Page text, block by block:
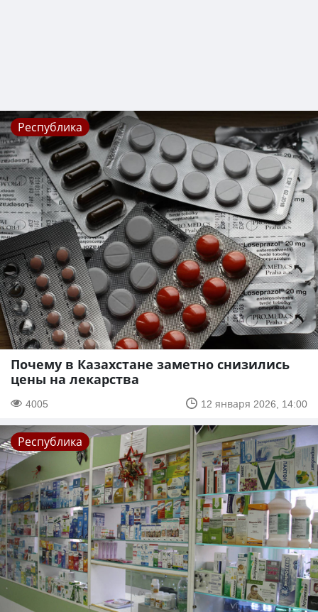
Республика
Почему в Казахстане заметно снизились
цены на лекарства
4005 12 января 2026, 14:00
Республика